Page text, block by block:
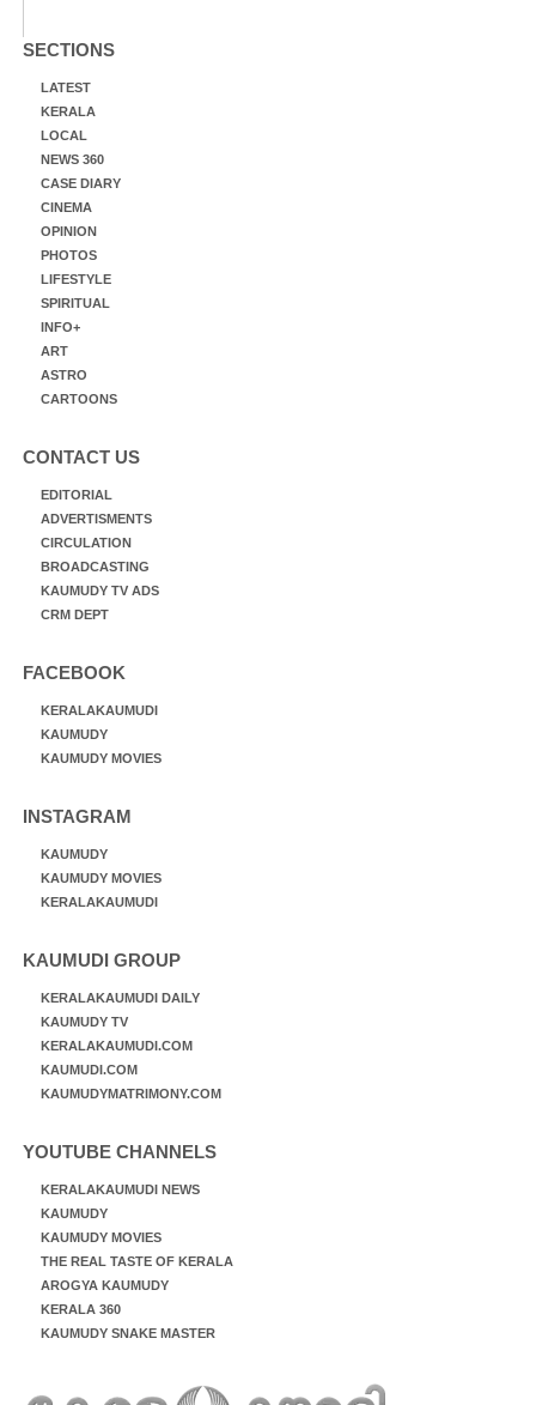
SECTIONS
LATEST
KERALA
LOCAL
NEWS 360
CASE DIARY
CINEMA
OPINION
PHOTOS
LIFESTYLE
SPIRITUAL
INFO+
ART
ASTRO
CARTOONS
CONTACT US
EDITORIAL
ADVERTISMENTS
CIRCULATION
BROADCASTING
KAUMUDY TV ADS
CRM DEPT
FACEBOOK
KERALAKAUMUDI
KAUMUDY
KAUMUDY MOVIES
INSTAGRAM
KAUMUDY
KAUMUDY MOVIES
KERALAKAUMUDI
KAUMUDI GROUP
KERALAKAUMUDI DAILY
KAUMUDY TV
KERALAKAUMUDI.COM
KAUMUDI.COM
KAUMUDYMATRIMONY.COM
YOUTUBE CHANNELS
KERALAKAUMUDI NEWS
KAUMUDY
KAUMUDY MOVIES
THE REAL TASTE OF KERALA
AROGYA KAUMUDY
KERALA 360
KAUMUDY SNAKE MASTER